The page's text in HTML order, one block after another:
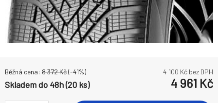
Běžná cena: 8 372Kč(-41%) 4 100 Kč bez DPH
Skladem do 48h (20 ks) 4 961 Kč